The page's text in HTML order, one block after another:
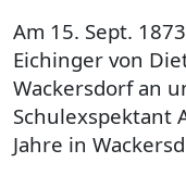
Am 15. Sept.
Eichinger von
Wackersdorf an
Schulexspektant
Jahre in